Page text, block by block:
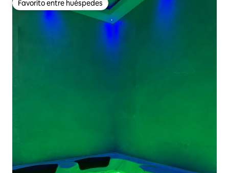
Favorito entre huéspedes
Favorito entre huéspedes